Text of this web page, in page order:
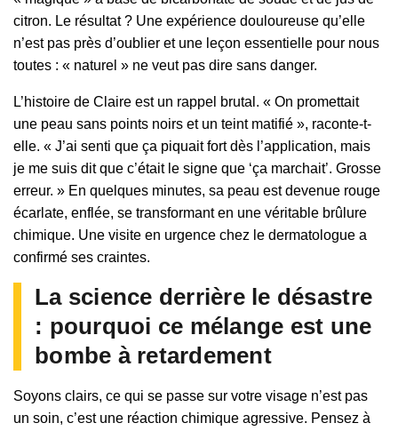
citron. Le résultat ? Une expérience douloureuse qu’elle
n’est pas près d’oublier et une leçon essentielle pour nous
toutes : « naturel » ne veut pas dire sans danger.
L’histoire de Claire est un rappel brutal. « On promettait
une peau sans points noirs et un teint matifié », raconte-t-
elle. « J’ai senti que ça piquait fort dès l’application, mais
je me suis dit que c’était le signe que ‘ça marchait’. Grosse
erreur. » En quelques minutes, sa peau est devenue rouge
écarlate, enflée, se transformant en une véritable brûlure
chimique. Une visite en urgence chez le dermatologue a
confirmé ses craintes.
La science derrière le désastre
: pourquoi ce mélange est une
bombe à retardement
Soyons clairs, ce qui se passe sur votre visage n’est pas
un soin, c’est une réaction chimique agressive. Pensez à